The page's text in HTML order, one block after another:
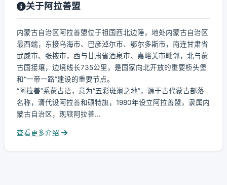
关于阿拉善盟
内蒙古自治区阿拉善盟位于祖国西北边陲，地处内蒙古自治区
最西端，东接乌海市、巴彦淖尔市、鄂尔多斯市，南连甘肃省
武威市、张掖市，西与甘肃省酒泉市、嘉峪关市毗邻，北与蒙
古国接壤，边境线长735公里，是国家向北开放的重要桥头堡
和“一带一路”建设的重要节点。
“阿拉善”系蒙古语，意为“五彩斑斓之地”，源于古代蒙古部落
名称，清代设阿拉善和硕特旗，1980年设立阿拉善盟，隶属内
蒙古自治区，现辖阿拉善...
查看更多介绍